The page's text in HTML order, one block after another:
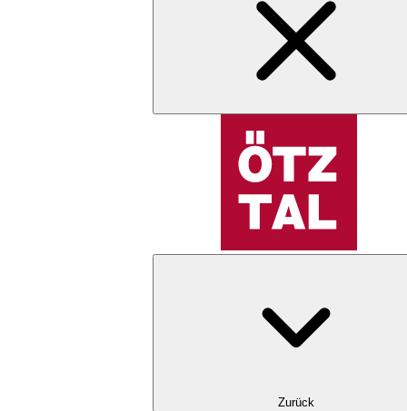
Zurück